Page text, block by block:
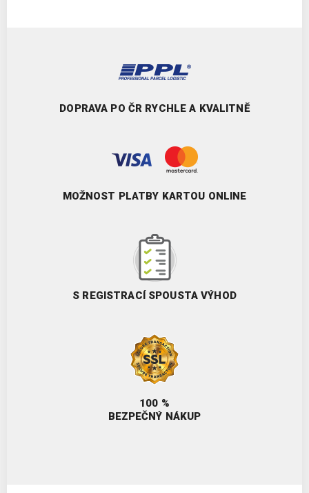
DOPRAVA PO ČR RYCHLE A KVALITNĚ
MOŽNOST PLATBY KARTOU ONLINE
S REGISTRACÍ SPOUSTA VÝHOD
100 %
BEZPEČNÝ NÁKUP